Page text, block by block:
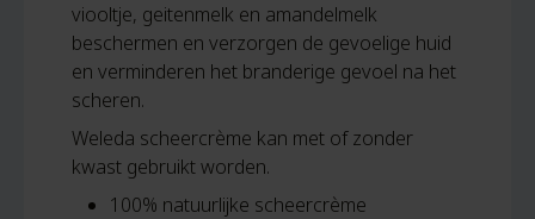
viooltje, geitenmelk en amandelmelk
beschermen en verzorgen de gevoelige huid
en verminderen het branderige gevoel na het
scheren.
Weleda scheercrème kan met of zonder
kwast gebruikt worden.
100% natuurlijke scheercrème